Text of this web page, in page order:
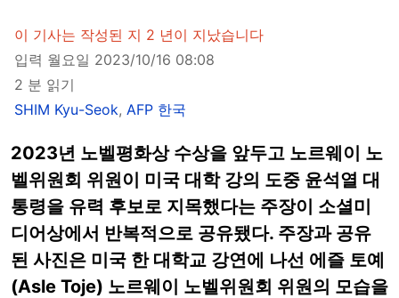
이 기사는 작성된 지 2 년이 지났습니다
입력 월요일 2023/10/16 08:08
2 분 읽기
SHIM Kyu-Seok, AFP 한국
2023년 노벨평화상 수상을 앞두고 노르웨이 노
벨위원회 위원이 미국 대학 강의 도중 윤석열 대
통령을 유력 후보로 지목했다는 주장이 소셜미
디어상에서 반복적으로 공유됐다. 주장과 공유
된 사진은 미국 한 대학교 강연에 나선 에즐 토예
(Asle Toje) 노르웨이 노벨위원회 위원의 모습을